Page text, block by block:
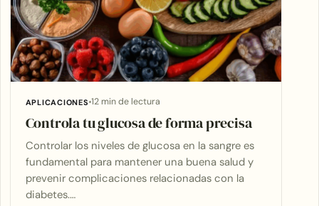
APLICACIONES 12 min de lectura
Controla tu glucosa de forma precisa
Controlar los niveles de glucosa en la sangre es
fundamental para mantener una buena salud y
prevenir complicaciones relacionadas con la
diabetes.…